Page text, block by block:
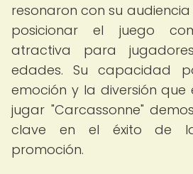
resonaron con su
posicionar el juego
atractiva para
edades. Su capacidad
emoción y la diversión
jugar "Carcassonne"
clave en el éxito de
promoción.